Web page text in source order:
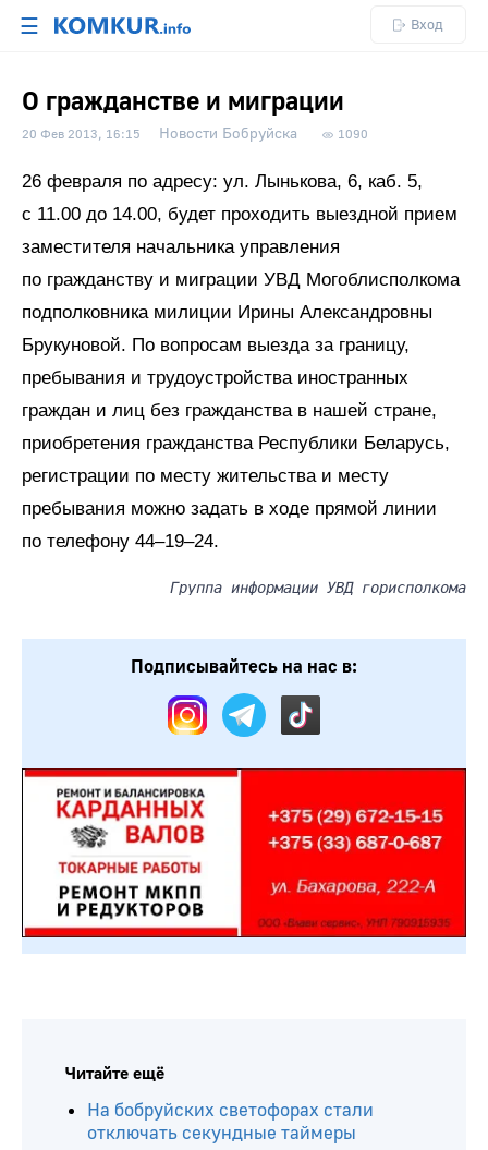
☰ Вход
О гражданстве и миграции
20 Фев 2013, 16:15 Новости Бобруйска 1090
26 февраля по адресу: ул. Лынькова, 6, каб. 5,
с 11.00 до 14.00, будет проходить выездной прием
заместителя начальника управления
по гражданству и миграции УВД Могоблисполкома
подполковника милиции Ирины Александровны
Брукуновой. По вопросам выезда за границу,
пребывания и трудоустройства иностранных
граждан и лиц без гражданства в нашей стране,
приобретения гражданства Республики Беларусь,
регистрации по месту жительства и месту
пребывания можно задать в ходе прямой линии
по телефону 44–19–24.
Группа информации УВД горисполкома
Подписывайтесь на нас в:
Читайте ещё
На бобруйских светофорах стали
отключать секундные таймеры